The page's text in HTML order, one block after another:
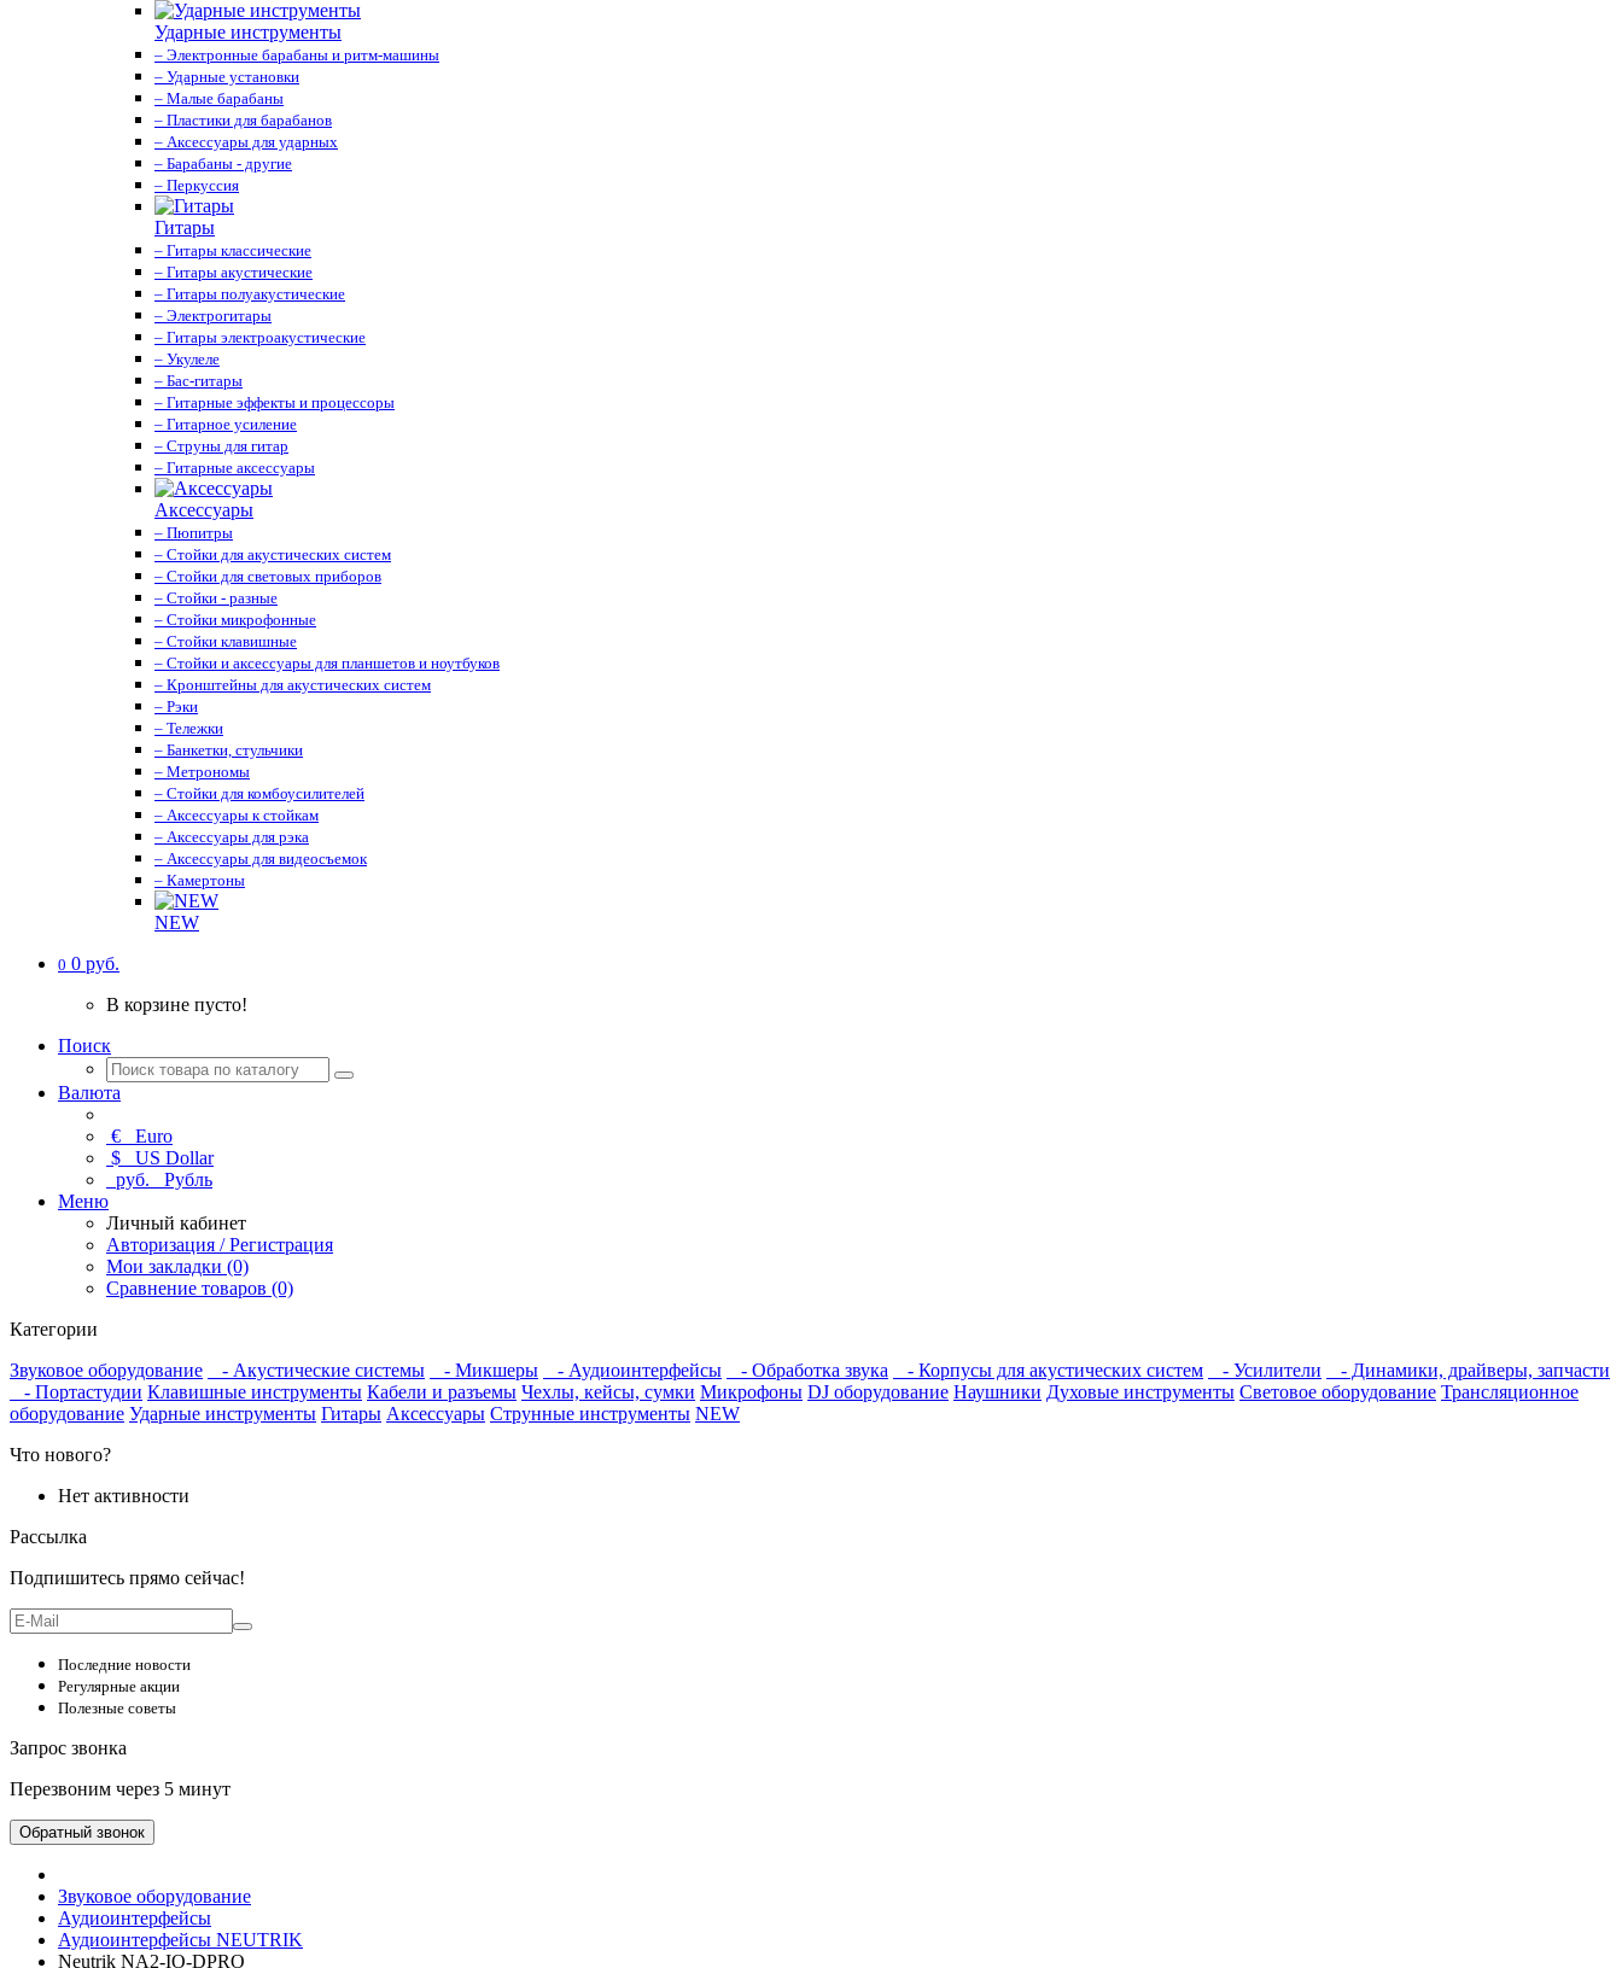
Ударные инструменты
– Электронные барабаны и ритм-машины
– Ударные установки
– Малые барабаны
– Пластики для барабанов
– Аксессуары для ударных
– Барабаны - другие
– Перкуссия
Гитары
– Гитары классические
– Гитары акустические
– Гитары полуакустические
– Электрогитары
– Гитары электроакустические
– Укулеле
– Бас-гитары
– Гитарные эффекты и процессоры
– Гитарное усиление
– Струны для гитар
– Гитарные аксессуары
Аксессуары
– Пюпитры
– Стойки для акустических систем
– Стойки для световых приборов
– Стойки - разные
– Стойки микрофонные
– Стойки клавишные
– Стойки и аксессуары для планшетов и ноутбуков
– Кронштейны для акустических систем
– Рэки
– Тележки
– Банкетки, стульчики
– Метрономы
– Стойки для комбоусилителей
– Аксессуары к стойкам
– Аксессуары для рэка
– Аксессуары для видеосъемок
– Камертоны
NEW
0 0 руб.
В корзине пусто!
Поиск
Валюта
€ Euro
$ US Dollar
руб. Рубль
Меню
Личный кабинет
Авторизация / Регистрация
Мои закладки (0)
Сравнение товаров (0)
Категории
Звуковое оборудование
- Акустические системы - Микшеры - Аудиоинтерфейсы - Обработка звука - Корпусы для акустических систем - Усилители
- Динамики, драйверы, запчасти
- Портастудии Клавишные инструменты Кабели и разъемы Чехлы, кейсы, сумки Микрофоны DJ оборудование Наушники Духовые инструменты Световое оборудование Трансляционное
оборудование Ударные инструменты Гитары Аксессуары Струнные инструменты NEW
Что нового?
Нет активности
Рассылка
Подпишитесь прямо сейчас!
Последние новости
Регулярные акции
Полезные советы
Запрос звонка
Перезвоним через 5 минут
Обратный звонок
Звуковое оборудование
Аудиоинтерфейсы
Аудиоинтерфейсы NEUTRIK
Neutrik NA2-IO-DPRO